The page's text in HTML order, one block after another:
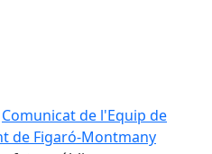
Comunicat de l'Equip de
de Figaró-Montmany